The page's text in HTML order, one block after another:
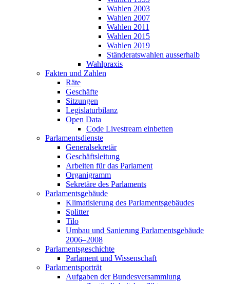
Wahlen 2003
Wahlen 2007
Wahlen 2011
Wahlen 2015
Wahlen 2019
Ständeratswahlen ausserhalb
Wahlpraxis
Fakten und Zahlen
Räte
Geschäfte
Sitzungen
Legislaturbilanz
Open Data
Code Livestream einbetten
Parlamentsdienste
Generalsekretär
Geschäftsleitung
Arbeiten für das Parlament
Organigramm
Sekretäre des Parlaments
Parlamentsgebäude
Klimatisierung des Parlamentsgebäudes
Splitter
Tilo
Umbau und Sanierung Parlamentsgebäude
2006–2008
Parlamentsgeschichte
Parlament und Wissenschaft
Parlamentsporträt
Aufgaben der Bundesversammlung